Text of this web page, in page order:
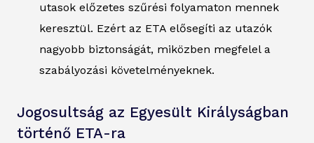
utasok előzetes szűrési folyamaton mennek
keresztül. Ezért az ETA elősegíti az utazók
nagyobb biztonságát, miközben megfelel a
szabályozási követelményeknek.
Jogosultság az Egyesült Királyságban
történő ETA-ra